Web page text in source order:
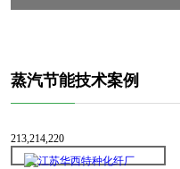
蒸汽节能技术案例
213,214,220